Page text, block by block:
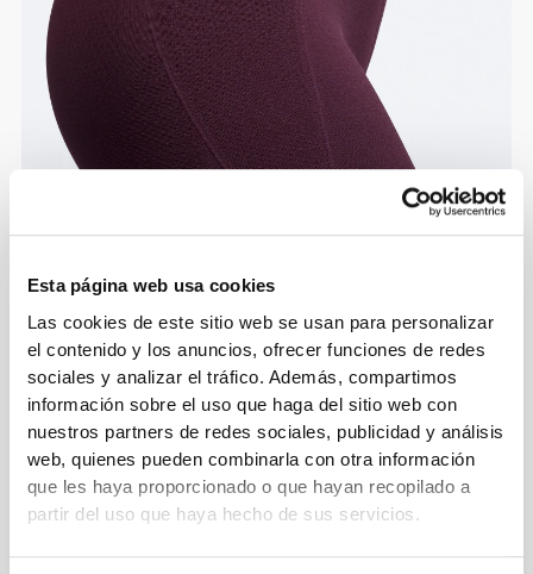
Esta página web usa cookies
Las cookies de este sitio web se usan para personalizar
el contenido y los anuncios, ofrecer funciones de redes
sociales y analizar el tráfico. Además, compartimos
información sobre el uso que haga del sitio web con
nuestros partners de redes sociales, publicidad y análisis
web, quienes pueden combinarla con otra información
que les haya proporcionado o que hayan recopilado a
partir del uso que haya hecho de sus servicios.
Información y cuidados
Opiniones generales